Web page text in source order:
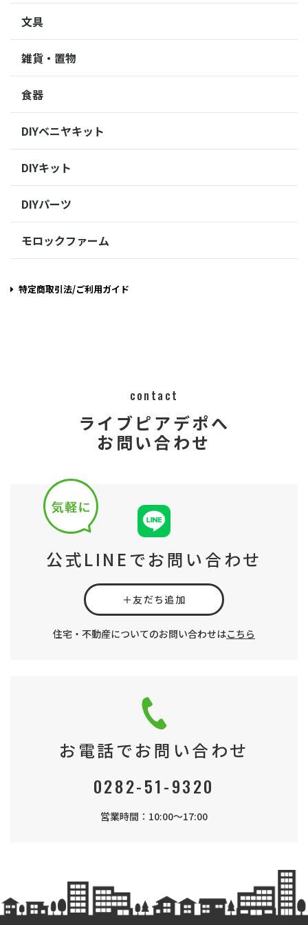
文具
雑貨・置物
食器
DIYベニヤキット
DIYキット
DIYパーツ
モロックファーム
特定商取引法/ご利用ガイド
contact
ライブピアデポへ
お問い合わせ
公式LINEでお問い合わせ
＋友だち追加
住宅・不動産についてのお問い合わせはこちら
お電話でお問い合わせ
0282-51-9320
営業時間：10:00～17:00